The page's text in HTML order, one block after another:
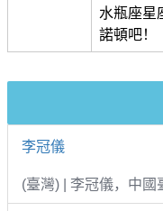
水瓶座星
諾頓吧！
李冠儀
(臺灣) | 李冠儀，中